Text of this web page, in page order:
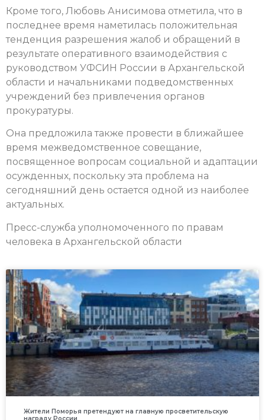
Кроме того, Любовь Анисимова отметила, что в
последнее время наметилась положительная
тенденция разрешения жалоб и обращений в
результате оперативного взаимодействия с
руководством УФСИН России в Архангельской
области и начальниками подведомственных
учреждений без привлечения органов
прокуратуры.
Она предложила также провести в ближайшее
время межведомственное совещание,
посвященное вопросам социальной и адаптации
осужденных, поскольку эта проблема на
сегодняшний день остается одной из наиболее
актуальных.
Пресс-служба уполномоченного по правам
человека в Архангельской области
Жители Поморья претендуют на главную просветительскую